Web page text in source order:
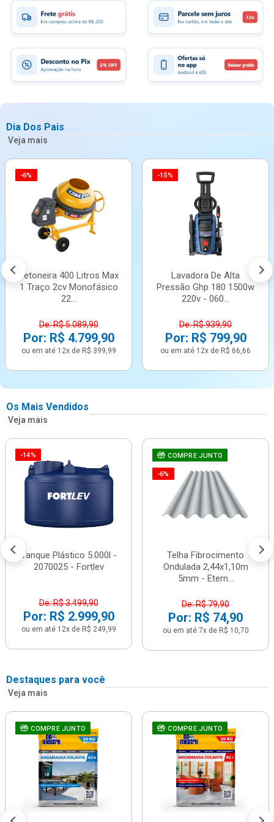
Dia Dos Pais
Veja mais
-6%
Betoneira 400 Litros Max
1 Traço 2cv Monofásico
22...
De: R$ 5.089,90
Por: R$ 4.799,90
ou em até 12x de R$ 399,99
-15%
Lavadora De Alta
Pressão Ghp 180 1500w
220v - 060...
De: R$ 939,90
Por: R$ 799,90
ou em até 12x de R$ 66,66
Os Mais Vendidos
Veja mais
-14%
Tanque Plástico 5.000l -
2070025 - Fortlev
De: R$ 3.499,90
Por: R$ 2.999,90
ou em até 12x de R$ 249,99
COMPRE JUNTO
-6%
Telha Fibrocimento
Ondulada 2,44x1,10m
5mm - Etern...
De: R$ 79,90
Por: R$ 74,90
ou em até 7x de R$ 10,70
Destaques para você
Veja mais
COMPRE JUNTO COMPRE JUNTO